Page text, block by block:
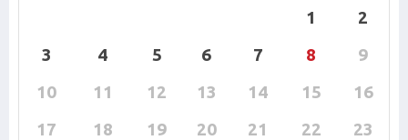
1
2
3
4 5 6 7 8
9
10
11 12 13 14 15
16
17
18 19 20 21 22
23